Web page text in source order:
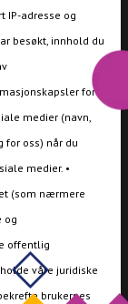
IP-adresse og
besøkt, innhold du
for
medier (navn,
for oss) når du
medier. •
(som nærmere
og
offentlig
våre juridiske
brukernes